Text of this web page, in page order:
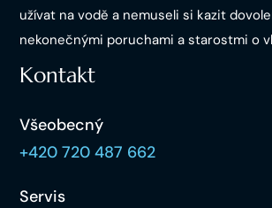
užívat na vodě a nemuseli si kazit
nekonečnými poruchami a starostmi o
Kontakt
Všeobecný
+420 720 487 662
Servis